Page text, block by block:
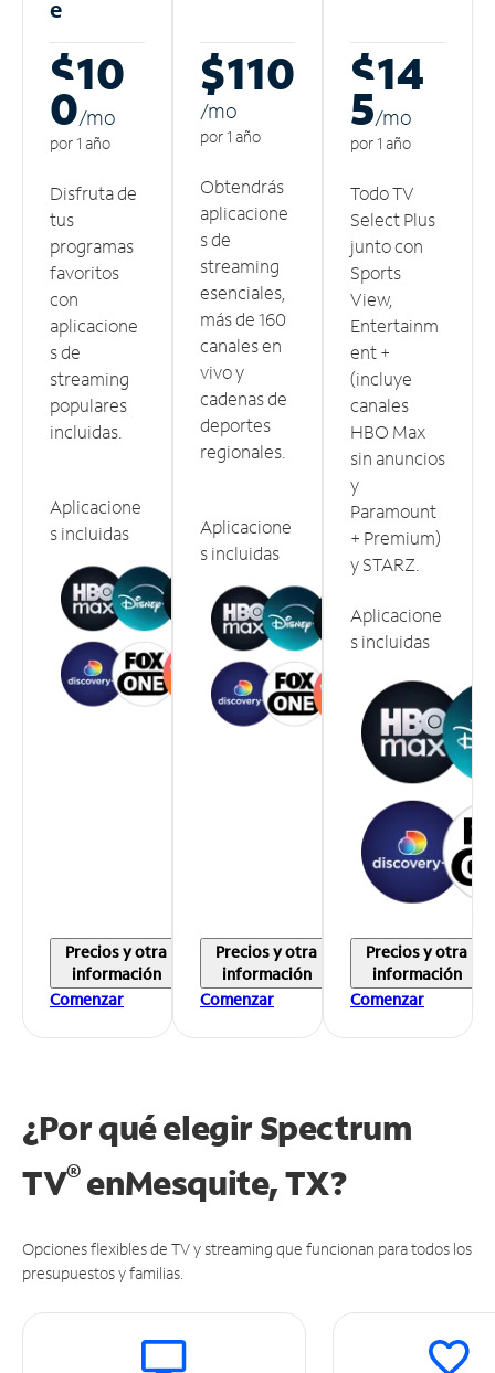
e
$10
0/mo
por 1 año
Disfruta de
tus
programas
favoritos
con
aplicacione
s de
streaming
populares
incluidas.
Aplicacione
s incluidas
Precios y otra
información
Comenzar
$110
/mo
por 1 año
Obtendrás
aplicacione
s de
streaming
esenciales,
más de 160
canales en
vivo y
cadenas de
deportes
regionales.
Aplicacione
s incluidas
Precios y otra
información
Comenzar
$14
5/mo
por 1 año
Todo TV
Select Plus
junto con
Sports
View,
Entertainm
ent +
(incluye
canales
HBO Max
sin anuncios
y
Paramount
+ Premium)
y STARZ.
Aplicacione
s incluidas
Precios y otra
información
Comenzar
¿Por qué elegir Spectrum
TV®enMesquite, TX?
Opciones flexibles de TV y streaming que funcionan para todos los
presupuestos y familias.